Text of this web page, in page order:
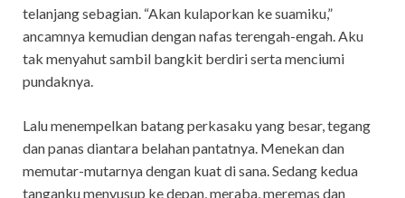
telanjang sebagian. “Akan kulaporkan ke suamiku,”
ancamnya kemudian dengan nafas terengah-engah. Aku
tak menyahut sambil bangkit berdiri serta menciumi
pundaknya.
Lalu menempelkan batang perkasaku yang besar, tegang
dan panas diantara belahan pantatnya. Menekan dan
memutar-mutarnya dengan kuat di sana. Sedang kedua
tanganku menyusup ke depan, meraba, meremas dan